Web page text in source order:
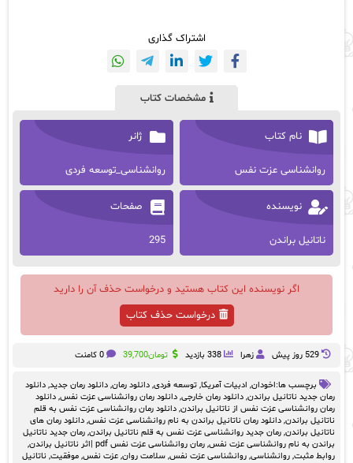
اشتراک گذاری
مشخصات کتاب
نام کتاب
روانشناسی عزت نفس
ژانر
روانشناسی_توسعه فردی
نویسنده
ناتانیل براندن
صفحات
295
اگر نویسنده این کتاب هستید و درخواست حذف آن را دارید
درخواست حذف کتاب
529 روز پيش زهرا 338 بازدید تومان39,700 0 کامنت
برچسب ها:اخودان, ادبیات آمریکا, توسعه فردی, دانلود رمان, دانلود رمان جدید, دانلود
رمان جدید ناتانیل براندن, دانلود رمان خارجی, دانلود رمان روانشناسی عزت نفس, دانلود
رمان روانشناسی عزت نفس از ناتانیل براندن, دانلود رمان روانشناسی عزت نفس به قلم
ناتانیل براندن, دانلود رمان ناتانیل براندن به نام روانشناسی عزت نفس, دانلود رمان های
ناتانیل براندن, رمان جدید روانشناسی عزت نفس به قلم ناتانیل براندن, رمان جدید ناتانیل
براندن به نام روانشناسی عزت نفس, رمان روانشناسی عزت نفس pdf |اثر ناتانیل براندن
,
روابط مثبت, روانشناسی, روانشناسی عزت نفس, سلامت روان, عزت نفس, موفقیت, ناتانیل